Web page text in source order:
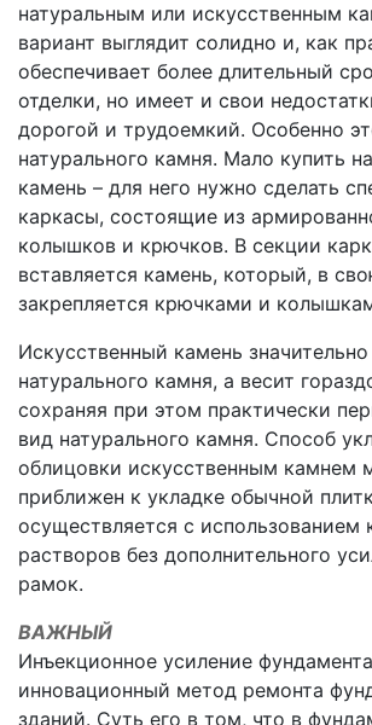
натуральным или искусственным
вариант выглядит солидно и, как
обеспечивает более длительный
отделки, но имеет и свои
дорогой и трудоемкий. Особенно
натурального камня. Мало купить
камень – для него нужно сделать
каркасы, состоящие из
колышков и крючков. В секции
вставляется камень, который, в
закрепляется крючками и
Искусственный камень
натурального камня, а весит
сохраняя при этом практически
вид натурального камня. Способ
облицовки искусственным камнем
приближен к укладке обычной
осуществляется с использованием
растворов без дополнительного
рамок.
ВАЖНЫЙ
Инъекционное усиление
инновационный метод ремонта
зданий. Суть его в том, что в